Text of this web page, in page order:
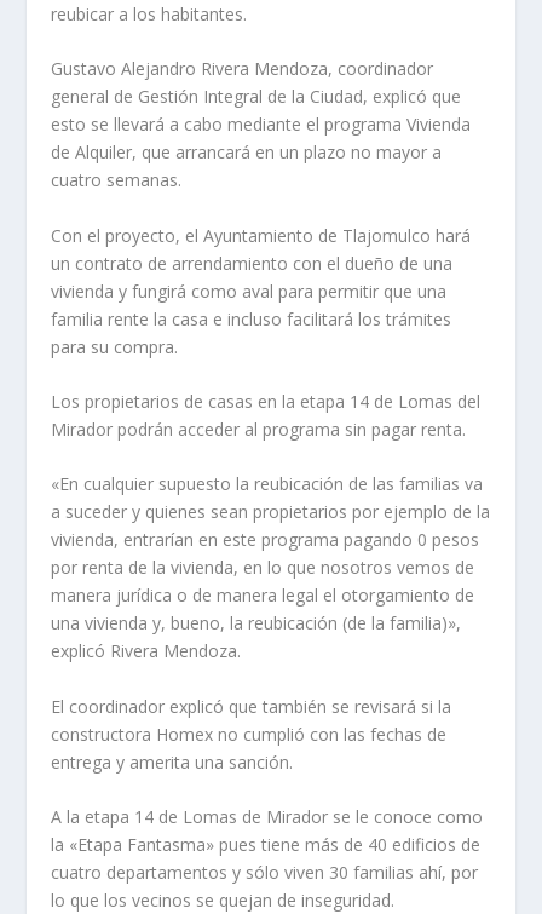
reubicar a los habitantes.
Gustavo Alejandro Rivera Mendoza, coordinador
general de Gestión Integral de la Ciudad, explicó que
esto se llevará a cabo mediante el programa Vivienda
de Alquiler, que arrancará en un plazo no mayor a
cuatro semanas.
Con el proyecto, el Ayuntamiento de Tlajomulco hará
un contrato de arrendamiento con el dueño de una
vivienda y fungirá como aval para permitir que una
familia rente la casa e incluso facilitará los trámites
para su compra.
Los propietarios de casas en la etapa 14 de Lomas del
Mirador podrán acceder al programa sin pagar renta.
«En cualquier supuesto la reubicación de las familias va
a suceder y quienes sean propietarios por ejemplo de la
vivienda, entrarían en este programa pagando 0 pesos
por renta de la vivienda, en lo que nosotros vemos de
manera jurídica o de manera legal el otorgamiento de
una vivienda y, bueno, la reubicación (de la familia)»,
explicó Rivera Mendoza.
El coordinador explicó que también se revisará si la
constructora Homex no cumplió con las fechas de
entrega y amerita una sanción.
A la etapa 14 de Lomas de Mirador se le conoce como
la «Etapa Fantasma» pues tiene más de 40 edificios de
cuatro departamentos y sólo viven 30 familias ahí, por
lo que los vecinos se quejan de inseguridad.